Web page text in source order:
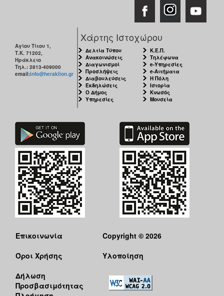
Αγίου Τίτου 1,
Τ.Κ. 71202,
Ηράκλειο
Τηλ.: 2813-409000
email:info@heraklion.gr
Χάρτης Ιστοχώρου
Δελτία Τύπου
Ανακοινώσεις
Διαγωνισμοί
Προσλήψεις
Διαβουλεύσεις
Εκδηλώσεις
Ο Δήμος
Υπηρεσίες
Κ.Ε.Π.
Τηλέφωνα
e-Υπηρεσίες
e-Αιτήματα
Η Πόλη
Ιστορία
Κνωσός
Μουσεία
Επικοινωνία
Όροι Χρήσης
Δήλωση
Προσβασιμότητας
Copyright © 2026
Υλοποίηση